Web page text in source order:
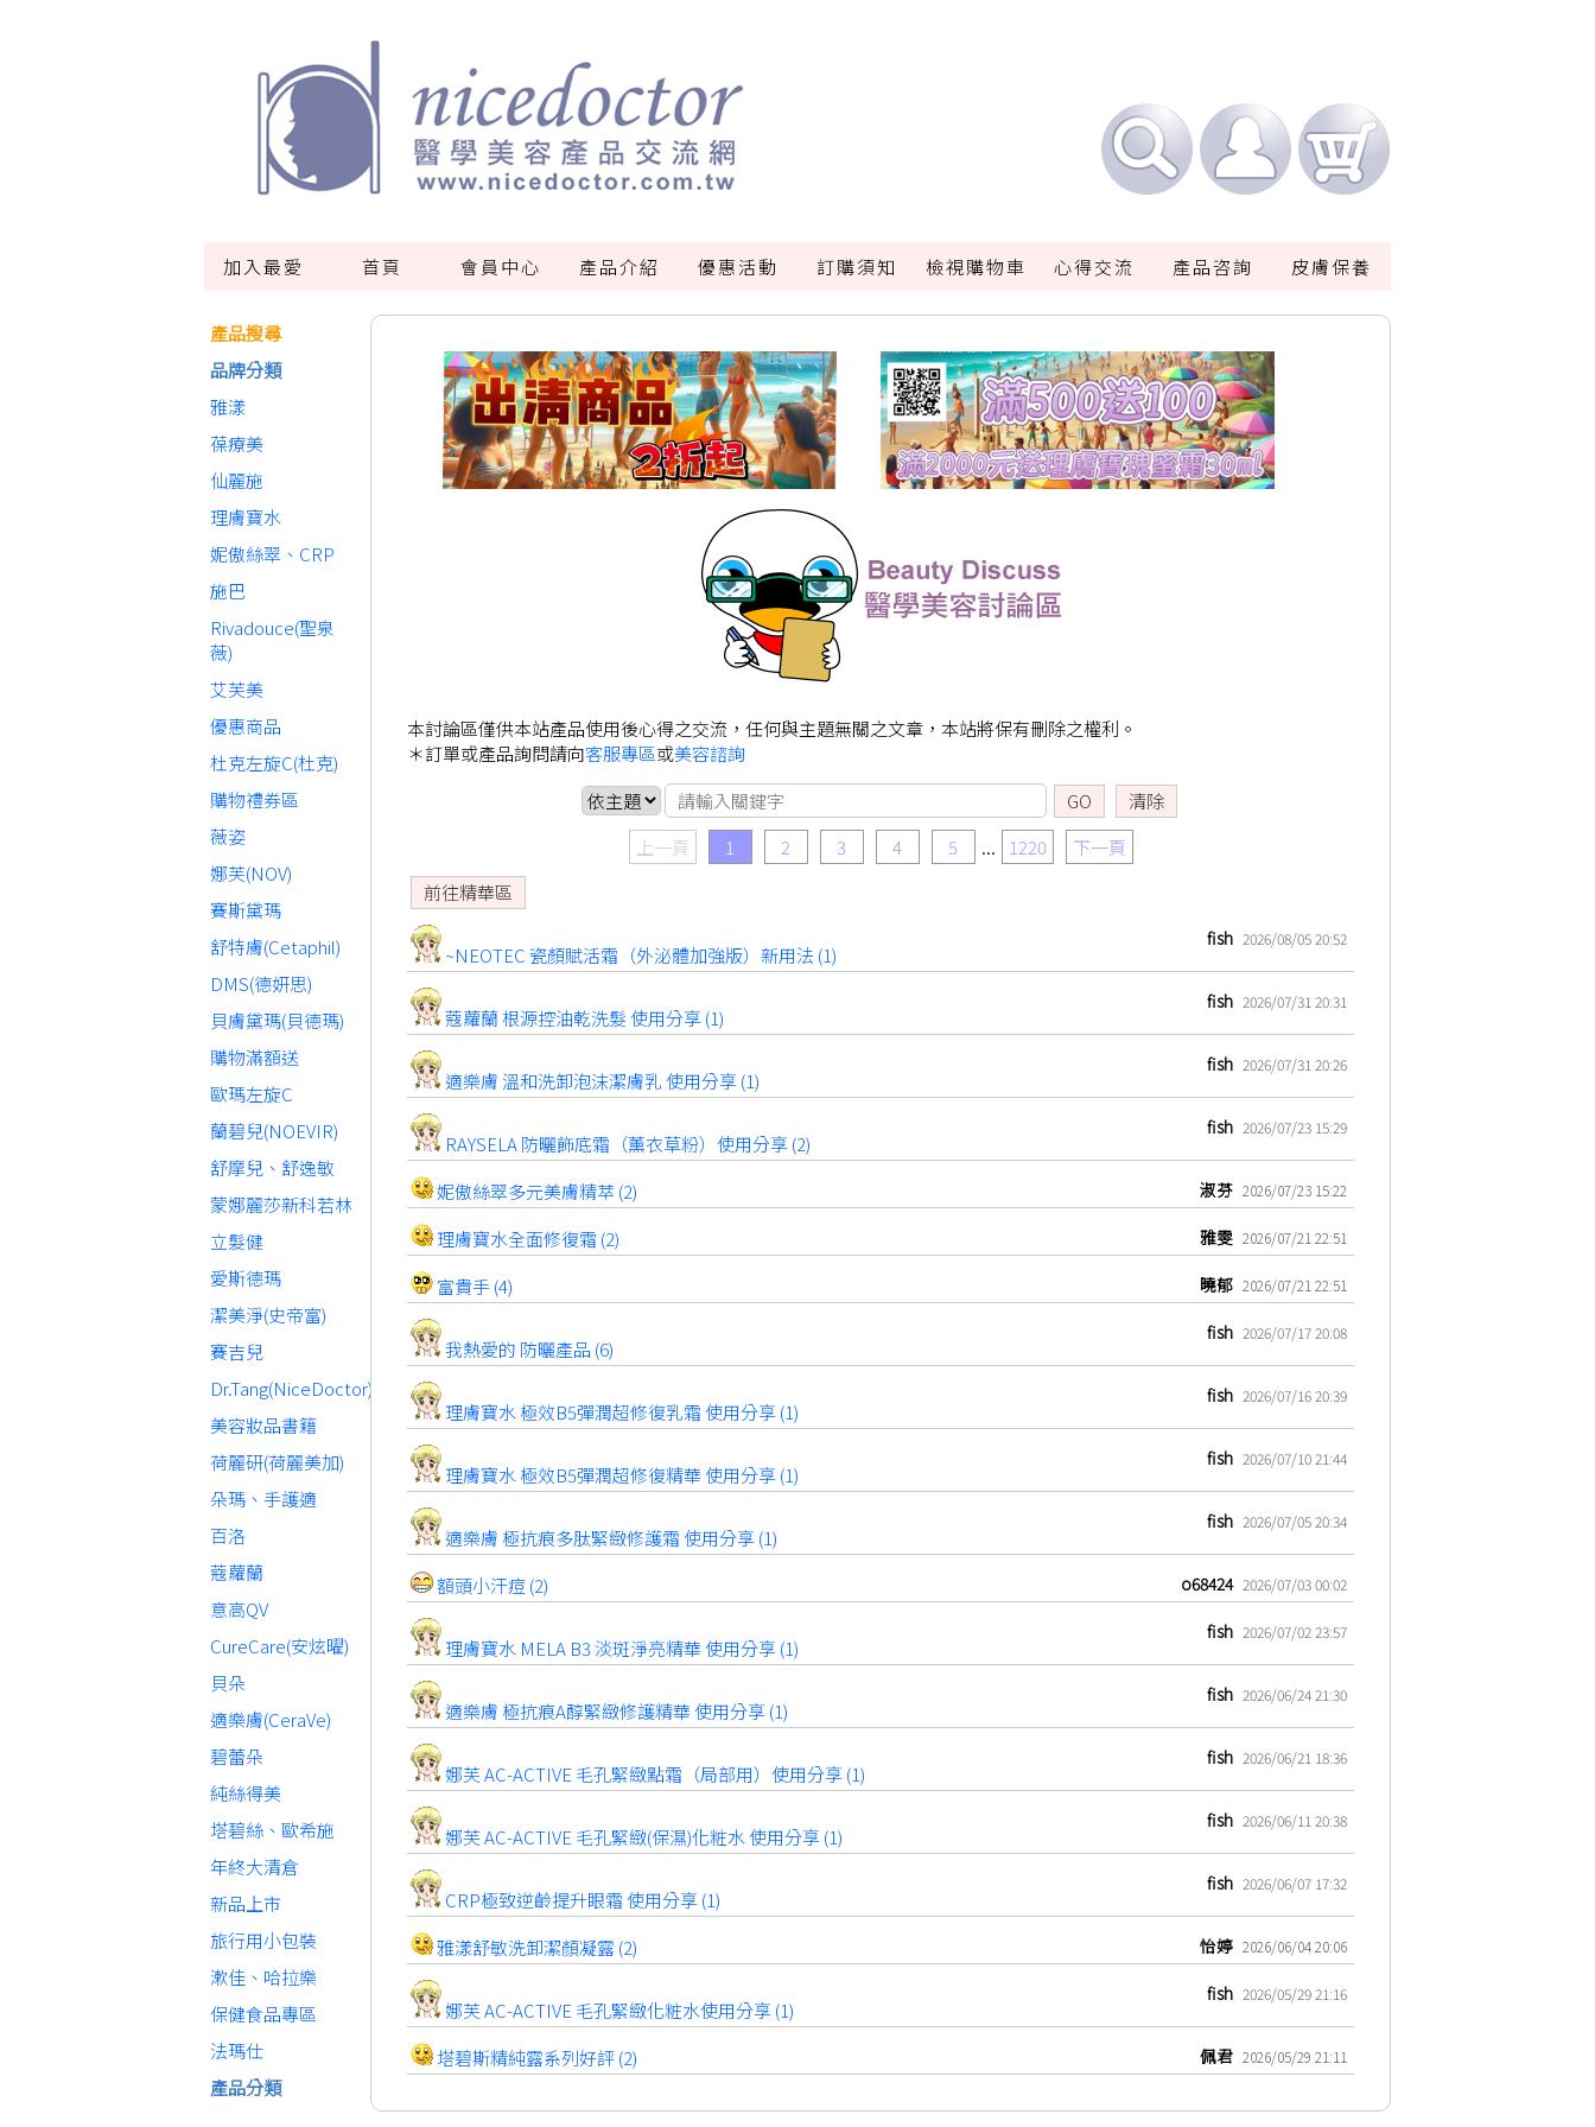
加入最愛 首頁 會員中心 產品介紹 優惠活動 訂購須知 檢視購物車 心得交流 產品咨詢 皮膚保養
產品搜尋
品牌分類
雅漾
葆療美
仙麗施
理膚寶水
妮傲絲翠、CRP
施巴
Rivadouce(聖泉
薇)
艾芙美
優惠商品
杜克左旋C(杜克)
購物禮券區
薇姿
娜芙(NOV)
賽斯黛瑪
舒特膚(Cetaphil)
DMS(德妍思)
貝膚黛瑪(貝德瑪)
購物滿額送
歐瑪左旋C
蘭碧兒(NOEVIR)
舒摩兒、舒逸敏
蒙娜麗莎新科若林
立髮健
愛斯德瑪
潔美淨(史帝富)
賽吉兒
Dr.Tang(NiceDoctor)
美容妝品書籍
荷麗研(荷麗美加)
朵瑪、手護適
百洛
蔻蘿蘭
意高QV
CureCare(安炫曜)
貝朵
適樂膚(CeraVe)
碧蕾朵
純絲得美
塔碧絲、歐希施
年終大清倉
新品上市
旅行用小包裝
漱佳、哈拉樂
保健食品專區
法瑪仕
產品分類
本討論區僅供本站產品使用後心得之交流，任何與主題無關之文章，本站將保有刪除之權利。
＊訂單或產品詢問請向客服專區或美容諮詢
上一頁 1 2 3 4 5 ... 1220
下一頁
前往精華區
~NEOTEC 瓷顏賦活霜（外泌體加強版）新用法 (1)
fish 2026/08/05 20:52
蔻蘿蘭 根源控油乾洗髮 使用分享 (1)
fish 2026/07/31 20:31
適樂膚 溫和洗卸泡沫潔膚乳 使用分享 (1)
fish 2026/07/31 20:26
RAYSELA 防曬飾底霜（薰衣草粉）使用分享 (2)
fish 2026/07/23 15:29
妮傲絲翠多元美膚精萃 (2) 淑芬 2026/07/23 15:22
理膚寶水全面修復霜 (2) 雅雯 2026/07/21 22:51
富貴手 (4) 曉郁 2026/07/21 22:51
我熱愛的 防曬產品 (6)
fish 2026/07/17 20:08
理膚寶水 極效B5彈潤超修復乳霜 使用分享 (1)
fish 2026/07/16 20:39
理膚寶水 極效B5彈潤超修復精華 使用分享 (1)
fish 2026/07/10 21:44
適樂膚 極抗痕多肽緊緻修護霜 使用分享 (1)
fish 2026/07/05 20:34
額頭小汗痘 (2) o68424 2026/07/03 00:02
理膚寶水 MELA B3 淡斑淨亮精華 使用分享 (1)
fish 2026/07/02 23:57
適樂膚 極抗痕A醇緊緻修護精華 使用分享 (1)
fish 2026/06/24 21:30
娜芙 AC-ACTIVE 毛孔緊緻點霜（局部用）使用分享 (1)
fish 2026/06/21 18:36
娜芙 AC-ACTIVE 毛孔緊緻(保濕)化粧水 使用分享 (1)
fish 2026/06/11 20:38
CRP極致逆齡提升眼霜 使用分享 (1)
fish 2026/06/07 17:32
雅漾舒敏洗卸潔顏凝露 (2) 怡婷 2026/06/04 20:06
娜芙 AC-ACTIVE 毛孔緊緻化粧水使用分享 (1)
fish 2026/05/29 21:16
塔碧斯精純露系列好評 (2) 佩君 2026/05/29 21:11